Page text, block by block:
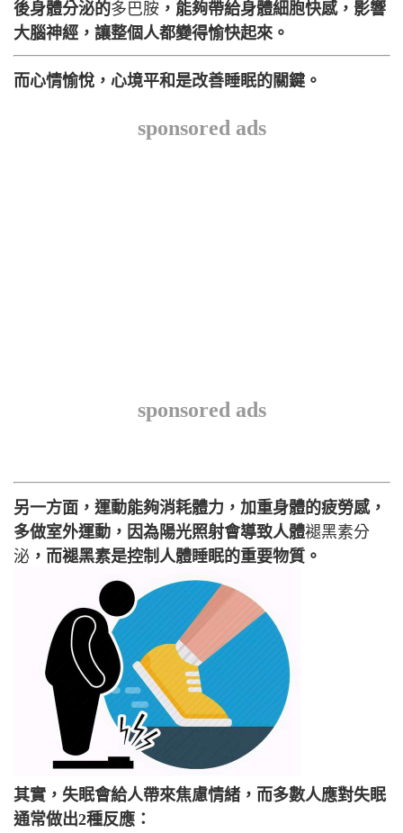
後身體分泌的多巴胺，能夠帶給身體細胞快感，影響
大腦神經，讓整個人都變得愉快起來。
而心情愉悅，心境平和是改善睡眠的關鍵。
sponsored ads
sponsored ads
另一方面，運動能夠消耗體力，加重身體的疲勞感，
多做室外運動，因為陽光照射會導致人體褪黑素分
泌，而褪黑素是控制人體睡眠的重要物質。
其實，失眠會給人帶來焦慮情緒，而多數人應對失眠
通常做出2種反應：